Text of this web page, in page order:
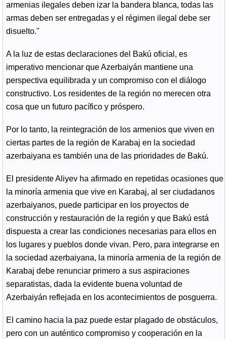
armenias ilegales deben izar la bandera blanca, todas las
armas deben ser entregadas y el régimen ilegal debe ser
disuelto."
A la luz de estas declaraciones del Bakú oficial, es
imperativo mencionar que Azerbaiyán mantiene una
perspectiva equilibrada y un compromiso con el diálogo
constructivo. Los residentes de la región no merecen otra
cosa que un futuro pacífico y próspero.
Por lo tanto, la reintegración de los armenios que viven en
ciertas partes de la región de Karabaj en la sociedad
azerbaiyana es también una de las prioridades de Bakú.
El presidente Aliyev ha afirmado en repetidas ocasiones que
la minoría armenia que vive en Karabaj, al ser ciudadanos
azerbaiyanos, puede participar en los proyectos de
construcción y restauración de la región y que Bakú está
dispuesta a crear las condiciones necesarias para ellos en
los lugares y pueblos donde vivan. Pero, para integrarse en
la sociedad azerbaiyana, la minoría armenia de la región de
Karabaj debe renunciar primero a sus aspiraciones
separatistas, dada la evidente buena voluntad de
Azerbaiyán reflejada en los acontecimientos de posguerra.
El camino hacia la paz puede estar plagado de obstáculos,
pero con un auténtico compromiso y cooperación en la